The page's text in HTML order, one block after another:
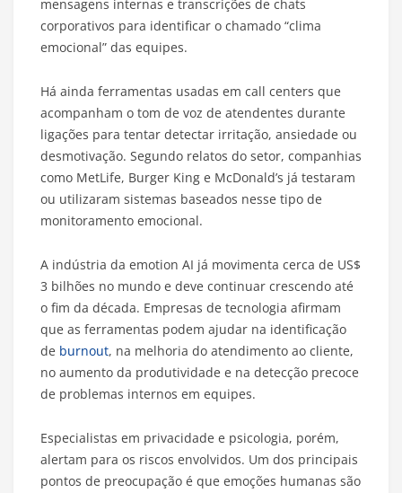
mensagens internas e transcrições de chats
corporativos para identificar o chamado “clima
emocional” das equipes.
Há ainda ferramentas usadas em call centers que
acompanham o tom de voz de atendentes durante
ligações para tentar detectar irritação, ansiedade ou
desmotivação. Segundo relatos do setor, companhias
como MetLife, Burger King e McDonald’s já testaram
ou utilizaram sistemas baseados nesse tipo de
monitoramento emocional.
A indústria da emotion AI já movimenta cerca de US$
3 bilhões no mundo e deve continuar crescendo até
o fim da década. Empresas de tecnologia afirmam
que as ferramentas podem ajudar na identificação
de burnout, na melhoria do atendimento ao cliente,
no aumento da produtividade e na detecção precoce
de problemas internos em equipes.
Especialistas em privacidade e psicologia, porém,
alertam para os riscos envolvidos. Um dos principais
pontos de preocupação é que emoções humanas são